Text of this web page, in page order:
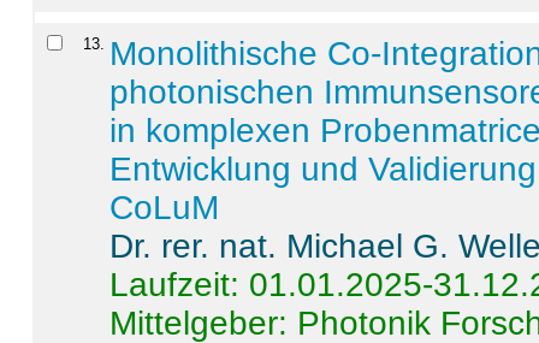
13
Monolithische Co-
photonischen
in komplexen
Entwicklung und
CoLuM
Dr. rer. nat. Michael G.
Laufzeit: 01.01.2025-
Mittelgeber: Photonik